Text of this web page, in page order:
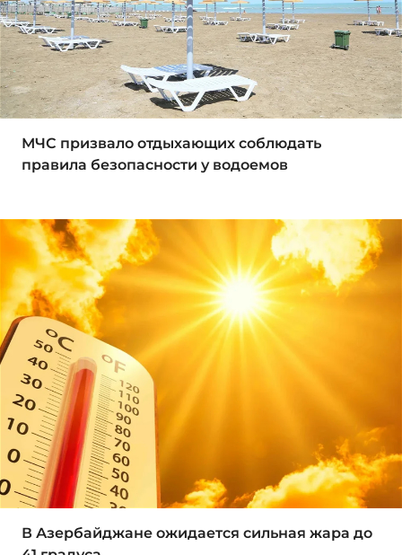
МЧС призвало отдыхающих соблюдать
правила безопасности у водоемов
В Азербайджане ожидается сильная жара до